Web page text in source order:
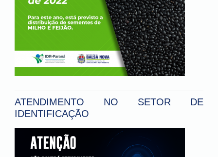
ATENDIMENTO NO SETOR DE
IDENTIFICAÇÃO